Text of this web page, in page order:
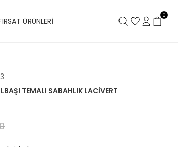
ÜRÜNLERİ
0
TEMALI SABAHLIK LACIVERT